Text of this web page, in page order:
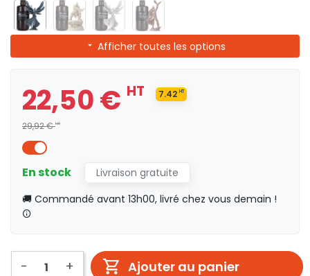
Afficher toutes les options
22,50 € HT
29,92 €HT
7.42 HT
En stock
Livraison gratuite
🚚 Commandé avant 13h00, livré chez vous demain !
- + Ajouter au panier